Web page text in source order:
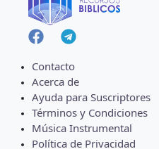
Contacto
Acerca de
Ayuda para Suscriptores
Términos y Condiciones
Música Instrumental
Política de Privacidad